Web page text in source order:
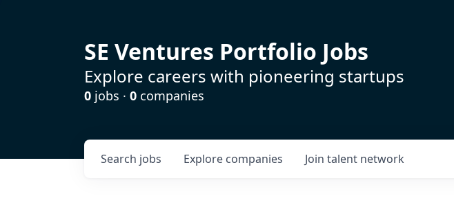
SE Ventures Portfolio Jobs
Explore careers with pioneering startups
0 jobs · 0 companies
Search jobs Explore companies Join talent network